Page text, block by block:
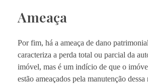
Ameaça
Por fim, há a ameaça de dano
caracteriza a perda total ou parcial da
imóvel, mas é um indício de que o
estão ameaçados pela manutenção dessa